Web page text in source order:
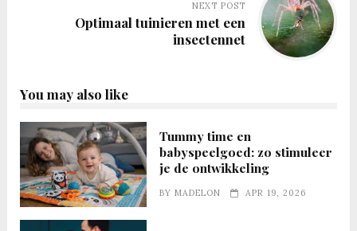
NEXT POST
Optimaal tuinieren met een
insectennet
You may also like
Tummy time en
babyspeelgoed: zo stimuleer
je de ontwikkeling
BYMADELON APR 19, 2026